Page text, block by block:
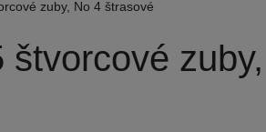
zuby, No 4 štrasové
zuby,